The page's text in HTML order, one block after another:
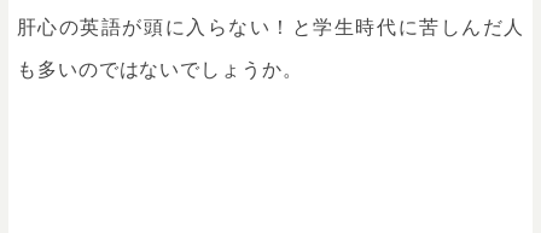
肝心の英語が頭に入らない！と学生時代に苦しんだ人
も多いのではないでしょうか。